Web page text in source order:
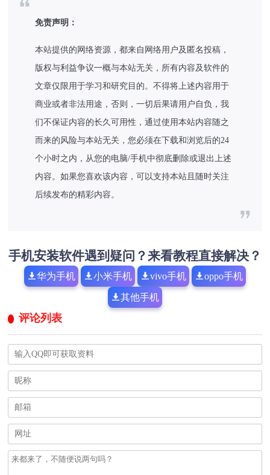
免责声明：
本站提供的网络资源，都来自网络用户及匿名投稿，
版权与利益争议一概与本站无关，所有内容及软件的
文章仅限用于学习和研究目的。不得将上述内容用于
商业或者非法用途，否则，一切后果请用户自负，我
们不保证内容的长久可用性，通过使用本站内容随之
而来的风险与本站无关，您必须在下载和浏览后的24
个小时之内，从您的电脑/手机中彻底删除或退出上述
内容。如果您喜欢该内容，可以支持本站且随时关注
后续发布的精彩内容。
手机安装软件遇到疑问？来看教程直接解决？
华为手机 小米手机 vivo手机 oppo手机
其他手机
评论列表